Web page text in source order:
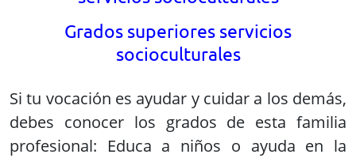
Grados superiores servicios
socioculturales
Si tu vocación es ayudar y cuidar a los demás,
debes conocer los grados de esta familia
profesional: Educa a niños o ayuda en la